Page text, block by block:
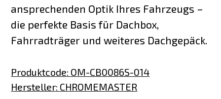
ansprechenden Optik Ihres Fahrzeugs –
die perfekte Basis für Dachbox,
Fahrradträger und weiteres Dachgepäck.
Produktcode: OM-CB0086S-014
Hersteller: CHROMEMASTER